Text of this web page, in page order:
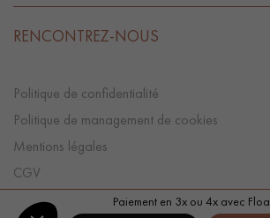
Paiement en 3x ou 4x avec Floa
RENCONTREZ-NOUS
Politique de confidentialité
Politique de management de cookies
Mentions légales
CGV
Préférences Cookies